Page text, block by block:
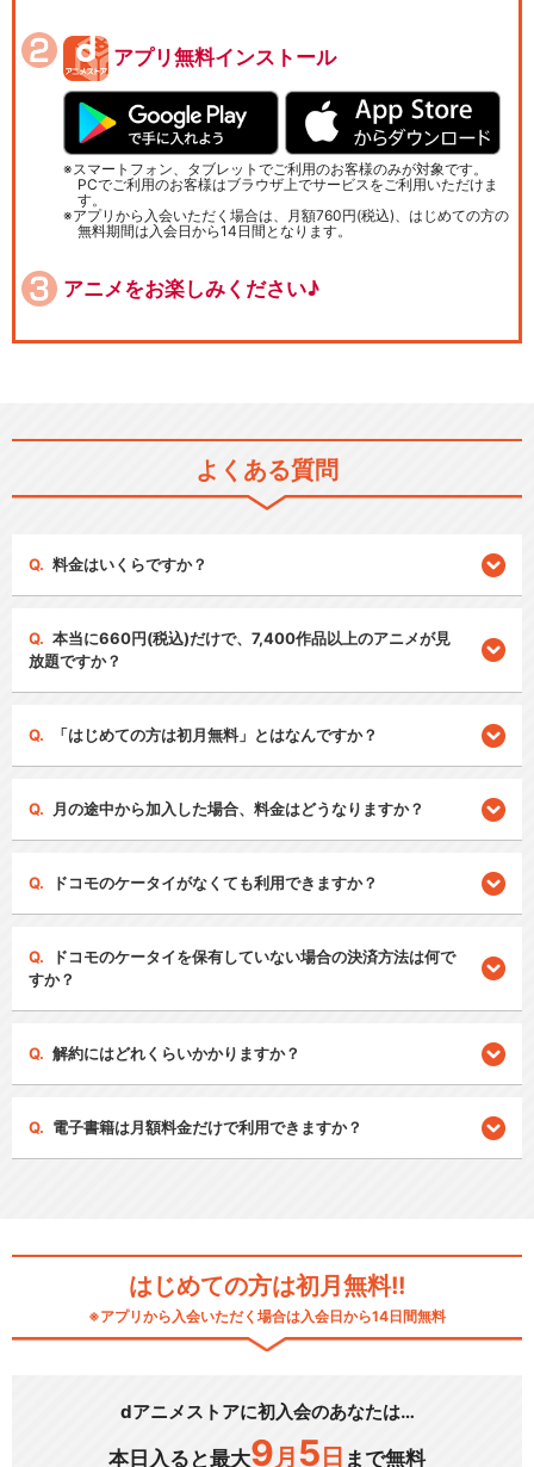
アプリ無料インストール
スマートフォン、タブレットでご利用のお客様のみが対象です。
PCでご利用のお客様はブラウザ上でサービスをご利用いただけま
す。
アプリから入会いただく場合は、月額760円(税込)、はじめての方の
無料期間は入会日から14日間となります。
アニメをお楽しみください♪
よくある質問
料金はいくらですか？
本当に660円(税込)だけで、7,400作品以上のアニメが見
放題ですか？
「はじめての方は初月無料」とはなんですか？
月の途中から加入した場合、料金はどうなりますか？
ドコモのケータイがなくても利用できますか？
ドコモのケータイを保有していない場合の決済方法は何で
すか？
解約にはどれくらいかかりますか？
電子書籍は月額料金だけで利用できますか？
はじめての方は初月無料!!
※アプリから入会いただく場合は入会日から14日間無料
dアニメストアに初入会のあなたは…
本日入ると最大9 月 5 日 まで無料